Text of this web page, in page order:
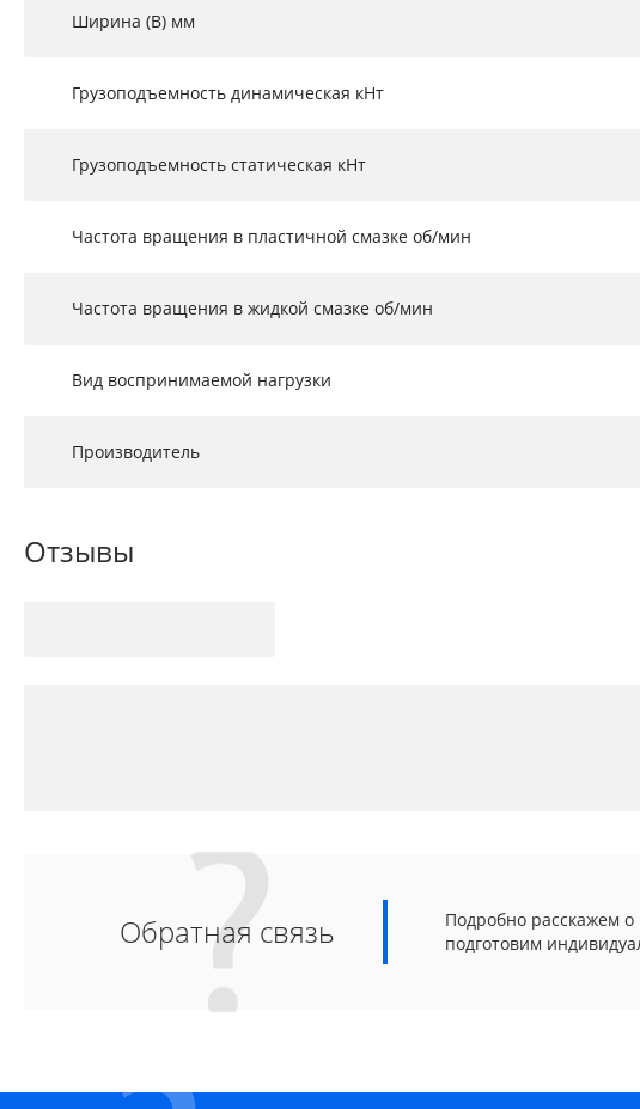
Ширина (B) мм
Грузоподъемность динамическая кНт
Грузоподъемность статическая кНт
Частота вращения в пластичной смазке об/мин
Частота вращения в жидкой смазке об/мин
Вид воспринимаемой нагрузки
Производитель
Отзывы
Обратная связь
Подробно расскажем о
подготовим